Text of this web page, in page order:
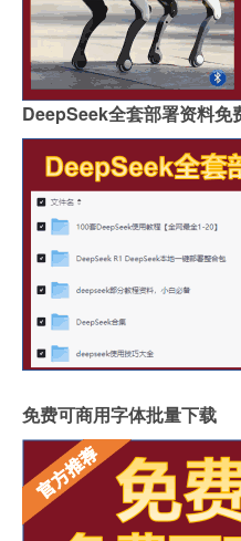
DeepSeek全套部署资料免
免费可商用字体批量下载